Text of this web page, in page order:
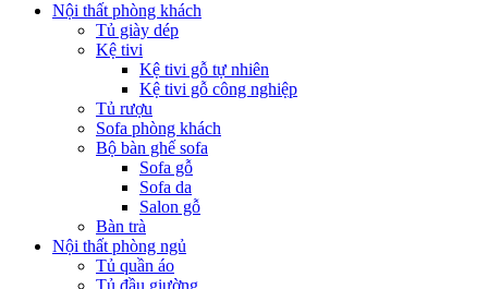
Nội thất phòng khách
Tủ giày dép
Kệ tivi
Kệ tivi gỗ tự nhiên
Kệ tivi gỗ công nghiệp
Tủ rượu
Sofa phòng khách
Bộ bàn ghế sofa
Sofa gỗ
Sofa da
Salon gỗ
Bàn trà
Nội thất phòng ngủ
Tủ quần áo
Tủ đầu giường